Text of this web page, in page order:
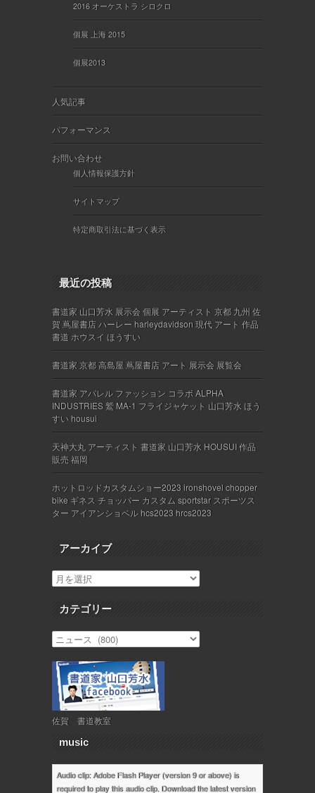
2016 オーケストラ シロクロ
個展 上海 2015
個展2013
人気記事
パフォーマンス
お問い合わせ
個人情報保護方針
サイトマップ
特定商取引法に基づく表示
最近の投稿
書道家 山口芳水 展示会 個展 アーティスト 京都 九州 佐
賀 蔦屋書店 ハーレー harleydavidson 現代 アート 作品
書道 ホウスイ ほうすい
書道家 京都 高島屋 蔦屋書店 アート 展示会 展覧会
書道家 アパレル ファッション コラボ ALPHA
INDUSTRIES 鷲 MA-1 フライジャケット 山口芳水 ほう
すい housui
天神大丸 アーティスト 書道家 山口芳水 HOUSUI 作品
販売 福岡
ホットロッドカスタムショー2023 ironshovel chopper
bike ギネス チョッパー カスタム sportstar スポーツス
ター アイアンショベル hcs2023 hrcs2023
アーカイブ
カテゴリー
佐賀 書道教室
music
Audio clip: Adobe Flash Player (version 9 or above) is
required to play this audio clip. Download the latest version